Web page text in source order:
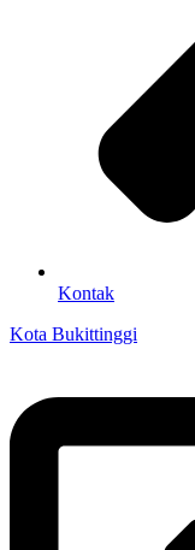
Kontak
Kota Bukittinggi